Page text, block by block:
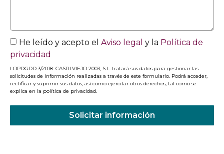
He leído y acepto el Aviso legal y la Política de
privacidad
LOPDGDD 3/2018: CASTILVIEJO 2003, S.L. tratará sus datos para gestionar las
solicitudes de información realizadas a través de este formulario. Podrá acceder,
rectificar y suprimir sus datos, así como ejercitar otros derechos, tal como se
explica en la política de privacidad.
Solicitar información